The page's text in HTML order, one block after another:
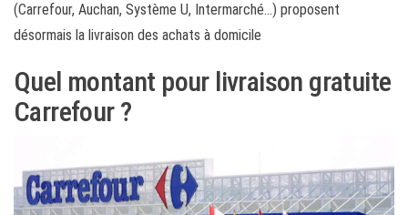
(Carrefour, Auchan, Système U, Intermarché…) proposent
désormais la livraison des achats à domicile
Quel montant pour livraison gratuite
Carrefour ?